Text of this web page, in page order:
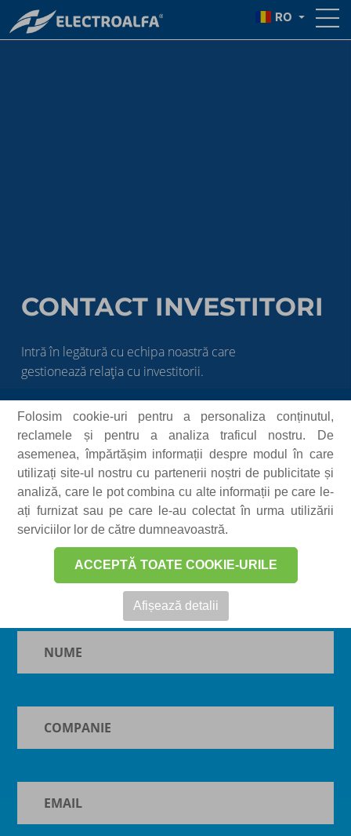
Folosim cookie-uri pentru a personaliza conținutul,
reclamele și pentru a analiza traficul nostru. De
asemenea, împărtășim informații despre modul în care
utilizați site-ul nostru cu partenerii noștri de publicitate și
analiză, care le pot combina cu alte informații pe care le-
ați furnizat sau pe care le-au colectat în urma utilizării
serviciilor lor de către dumneavoastră.
ACCEPTĂ TOATE COOKIE-URILE
Afișează detalii
RO
CONTACT INVESTITORI
Intră în legătură cu echipa noastră care
gestionează relația cu investitorii.
Email: investitori@electroalfa.ro
Telefon: +40 734 333 355
Contactează-ne!